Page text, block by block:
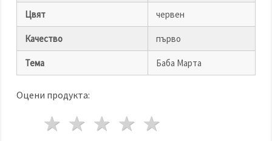
Цвят червен
Качество първо
Тема Баба Марта
Оцени продукта:
4 звезди
3 звезди
2 звезди
1 звезда